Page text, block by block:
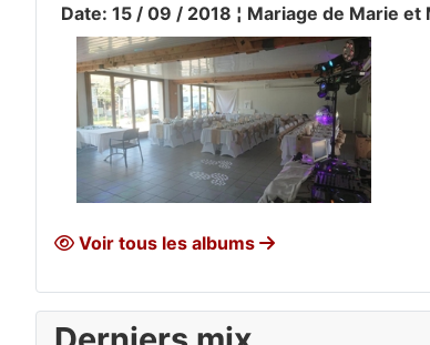
Date: 15 / 09 / 2018 ¦ Mariage de Marie
Voir tous les albums